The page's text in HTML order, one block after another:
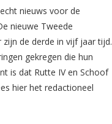
nieuws voor de
nieuwe Tweede
de derde in vijf jaar tijd.
gekregen die hun
is dat Rutte IV en Schoof
hier het redactioneel